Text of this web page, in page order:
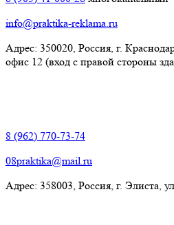
info@praktika-reklama.ru
Адрес: 350020, Россия, г.
офис 12 (вход с правой стороны
8 (962) 770-73-74
08praktika@mail.ru
Адрес:​ 358003, Россия, г. Элиста,